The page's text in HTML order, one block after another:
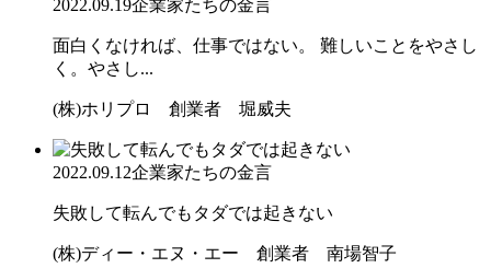
2022.09.19企業家たちの金言
面白くなければ、仕事ではない。 難しいことをやさし
く。やさし...
(株)ホリプロ 創業者 堀威夫
2022.09.12企業家たちの金言
失敗して転んでもタダでは起きない
(株)ディー・エヌ・エー 創業者 南場智子